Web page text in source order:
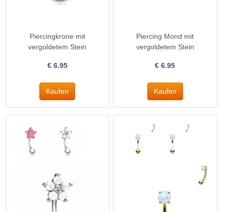
Piercingkrone mit
vergoldetem Stein
€ 6.95
Piercing Mond mit
vergoldetem Stein
€6.95